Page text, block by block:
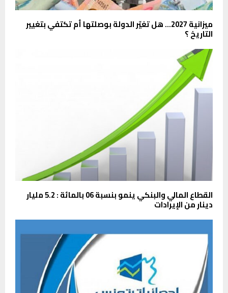
ميزانية 2027… هل تغيّر الدولة بوصلتها أم تكتفي بتغيير
التاريخ ؟
القطاع المالي والبنكي ينمو بنسبة 06 بالمائة : 5.2 مليار
دينار من الإيرادات